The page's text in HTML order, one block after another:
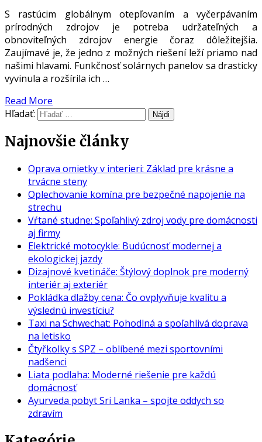
S rastúcim globálnym otepľovaním a vyčerpávaním
prírodných zdrojov je potreba udržateľných a
obnoviteľných zdrojov energie čoraz dôležitejšia.
Zaujímavé je, že jedno z možných riešení leží priamo nad
našimi hlavami. Funkčnosť solárnych panelov sa drasticky
vyvinula a rozšírila ich …
Read More
Hľadať:
Najnovšie články
Oprava omietky v interieri: Základ pre krásne a
trvácne steny
Oplechovanie komína pre bezpečné napojenie na
strechu
Vŕtané studne: Spoľahlivý zdroj vody pre domácnosti
aj firmy
Elektrické motocykle: Budúcnosť modernej a
ekologickej jazdy
Dizajnové kvetináče: Štýlový doplnok pre moderný
interiér aj exteriér
Pokládka dlažby cena: Čo ovplyvňuje kvalitu a
výslednú investíciu?
Taxi na Schwechat: Pohodlná a spoľahlivá doprava
na letisko
Čtyřkolky s SPZ – oblíbené mezi sportovními
nadšenci
Liata podlaha: Moderné riešenie pre každú
domácnosť
Ayurveda pobyt Sri Lanka – spojte oddych so
zdravím